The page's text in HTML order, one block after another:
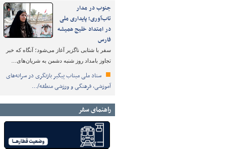
جنوب در مدار
تاب‌آوری؛ پایداری ملی
در امتداد خلیج همیشه
فارس
سفر با شتابی ناگزیر آغاز می‌شود؛ آنگاه که خبر
تجاوز بامداد روز شنبه دشمن به شریان‌های…
ستاد ملی میناب پیگیر بازنگری در سرانه‌های
آموزشی، فرهنگی و ورزشی منطقه/…
راهنمای سفر